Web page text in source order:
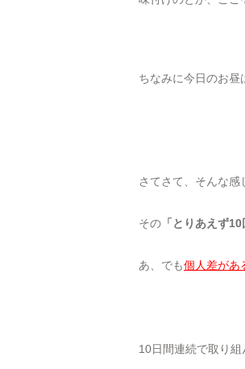
ちなみに今日のお昼
さてさて、そんな感
その 「とりあえず
あ、でも個人差があ
10日間連続で取り組